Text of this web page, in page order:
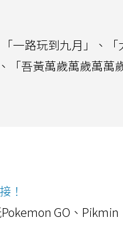
一路玩到九月」、「
「吾黃萬歲萬歲萬萬
！
GO、Pikmin